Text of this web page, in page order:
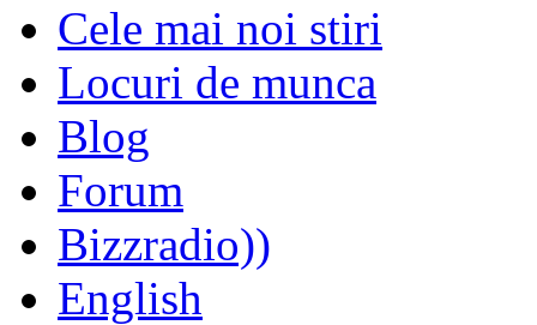
Cele mai noi stiri
Locuri de munca
Blog
Forum
Bizzradio))
English